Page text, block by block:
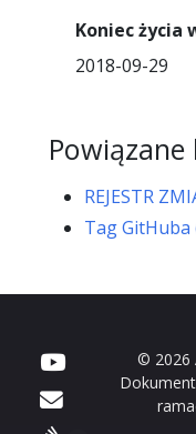
Koniec życia
2018-09-29
Powiązane
REJESTR
Tag GitHuba
© 2026